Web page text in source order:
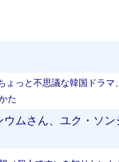
ょっと不思議な韓国ドラマ
た
ウムさん、ユク・ソン